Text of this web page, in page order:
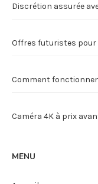
Discrétion assurée
Offres futuristes pour
Comment
Caméra 4K à prix
MENU